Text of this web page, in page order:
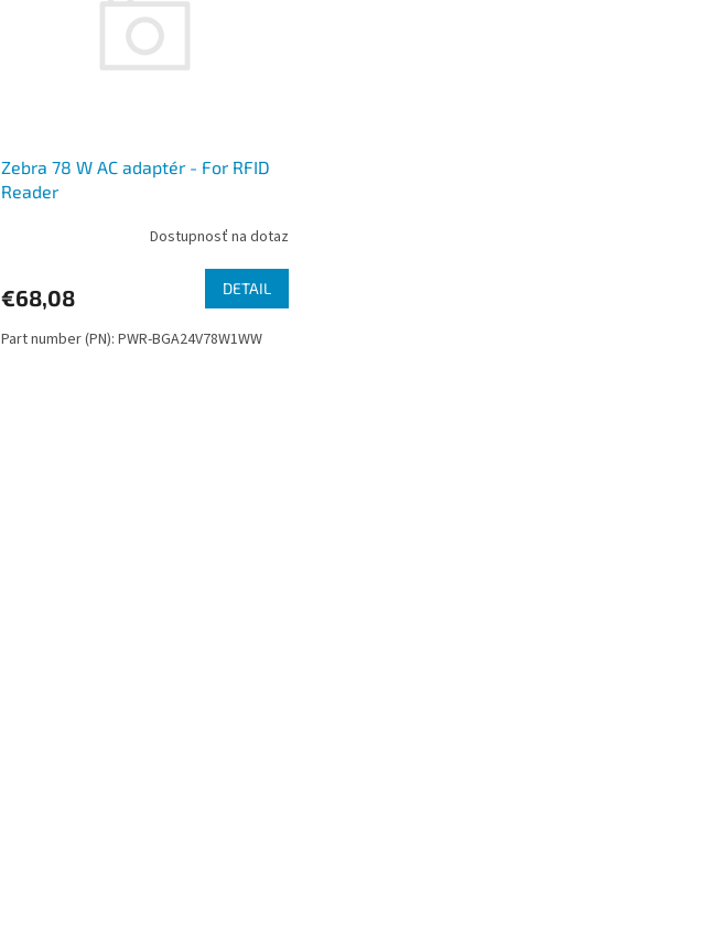
Zebra 78 W AC adaptér - For RFID
Reader
Dostupnosť na dotaz
€68,08 DETAIL
Part number (PN): PWR-BGA24V78W1WW